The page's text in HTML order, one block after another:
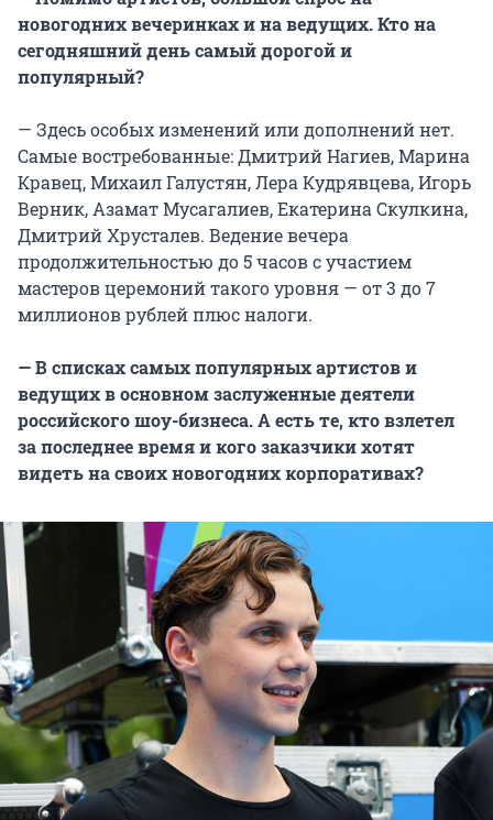
новогодних вечеринках и на ведущих. Кто на
сегодняшний день самый дорогой и
популярный?
— Здесь особых изменений или дополнений нет.
Самые востребованные: Дмитрий Нагиев, Марина
Кравец, Михаил Галустян, Лера Кудрявцева, Игорь
Верник, Азамат Мусагалиев, Екатерина Скулкина,
Дмитрий Хрусталев. Ведение вечера
продолжительностью до 5 часов с участием
мастеров церемоний такого уровня — от 3 до 7
миллионов рублей плюс налоги.
— В списках самых популярных артистов и
ведущих в основном заслуженные деятели
российского шоу-бизнеса. А есть те, кто взлетел
за последнее время и кого заказчики хотят
видеть на своих новогодних корпоративах?